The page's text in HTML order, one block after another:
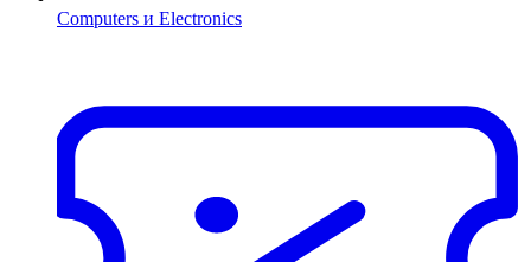
Computers и Electronics